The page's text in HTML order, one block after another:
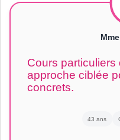
Cours particuliers
approche ciblée
concrets.
43 ans